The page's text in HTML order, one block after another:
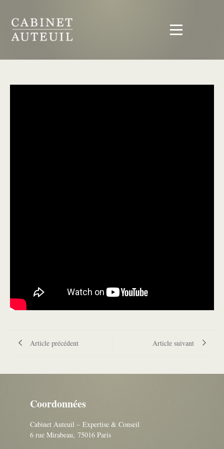
Article précédent Article suivant
Coordonnées
Cabinet Auteuil – Expertise & Conseil
6 rue Mirabeau, 75016 Paris